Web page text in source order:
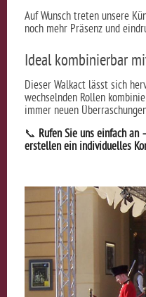
AufWunsch treten unsere
noch mehr Präsenz und
Idealkombinierbar
Dieser Walkact lässt sich
wechselnden Rollen
immer neuen
📞 RufenSie uns einfachan
erstellenein individuelles